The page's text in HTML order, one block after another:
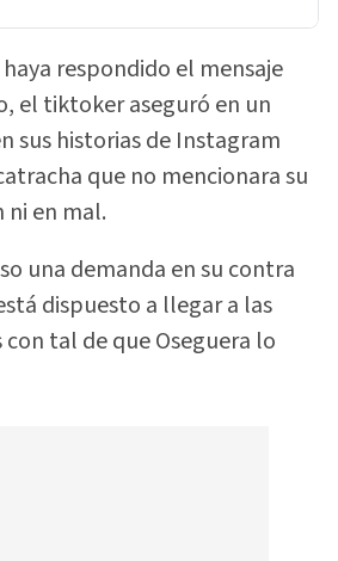
respondido el mensaje
el tiktoker aseguró en un
sus historias de Instagram
que no mencionara su
ni en mal.
una demanda en su contra
dispuesto a llegar a las
tal de que Oseguera lo